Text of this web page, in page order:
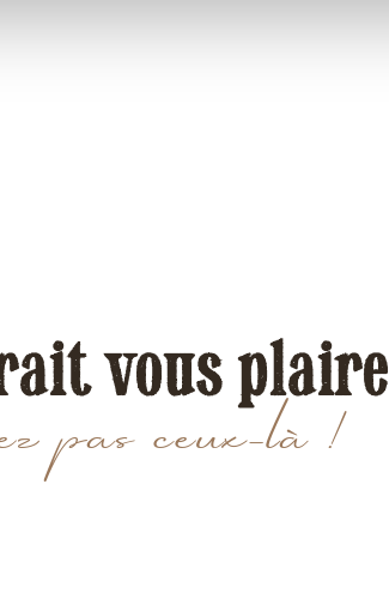
pas ceux-là !
vous plaire